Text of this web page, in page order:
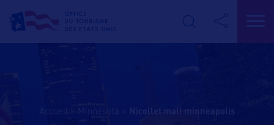
nicollet mall minneapolis